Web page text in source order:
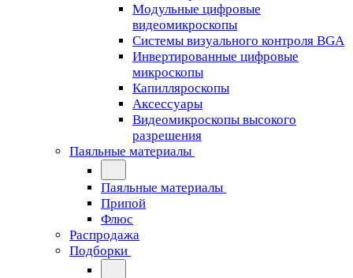
Модульные цифровые
видеомикроскопы
Cистемы визуального контроля BGA
Инвертированные цифровые
микроскопы
Капилляроскопы
Аксессуары
Видеомикроскопы высокого
разрешения
Паяльные материалы
Паяльные материалы
Припой
Флюс
Распродажа
Подборки